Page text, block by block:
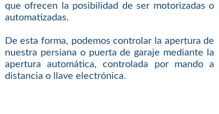
que ofrecen la posibilidad de ser motorizadas o
automatizadas.
De esta forma, podemos controlar la apertura de
nuestra persiana o puerta de garaje mediante la
apertura automática, controlada por mando a
distancia o llave electrónica.